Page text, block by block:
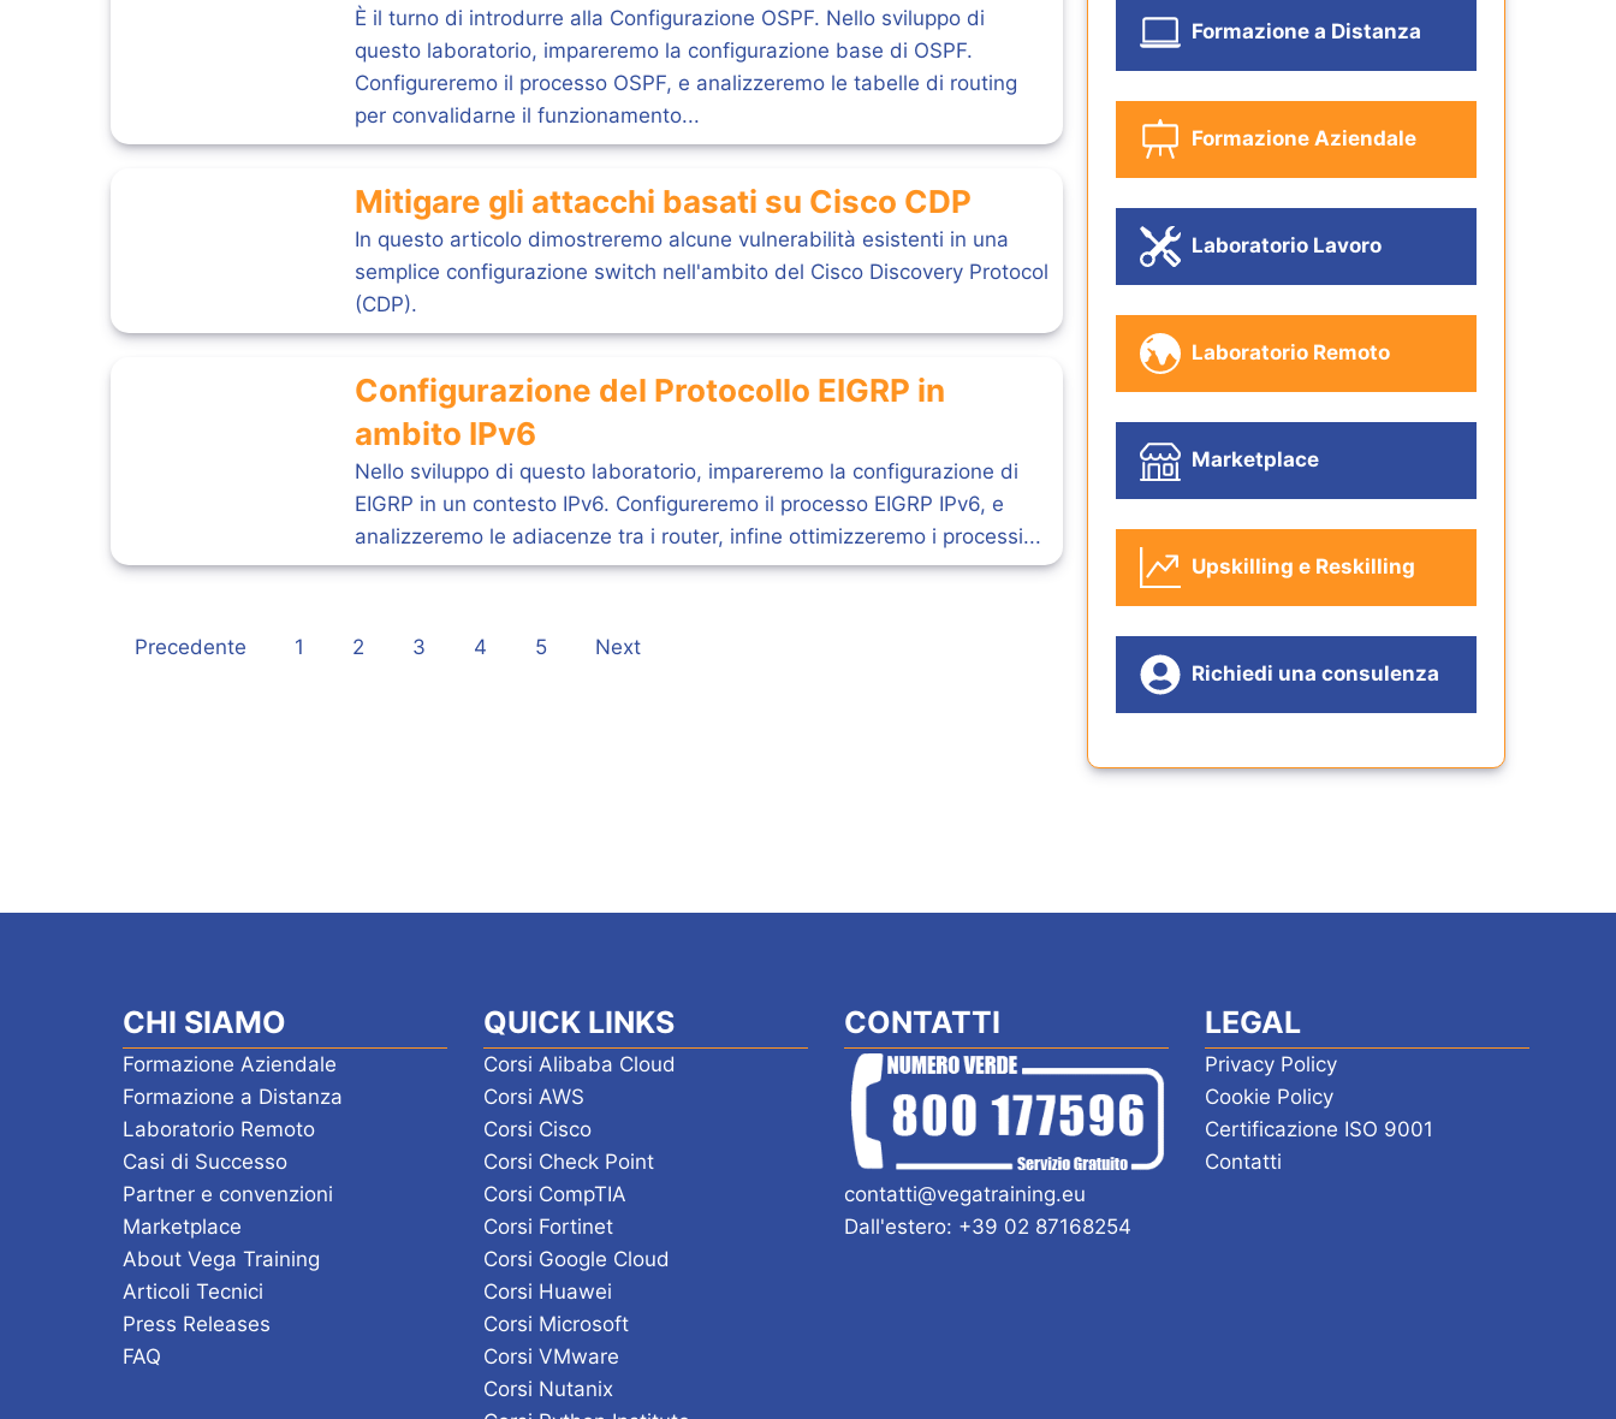
È il turno di introdurre alla Configurazione OSPF. Nello sviluppo di
questo laboratorio, impareremo la configurazione base di OSPF.
Configureremo il processo OSPF, e analizzeremo le tabelle di routing
per convalidarne il funzionamento...
Mitigare gli attacchi basati su Cisco CDP
In questo articolo dimostreremo alcune vulnerabilità esistenti in una
semplice configurazione switch nell'ambito del Cisco Discovery Protocol
(CDP).
Configurazione del Protocollo EIGRP in
ambito IPv6
Nello sviluppo di questo laboratorio, impareremo la configurazione di
EIGRP in un contesto IPv6. Configureremo il processo EIGRP IPv6, e
analizzeremo le adiacenze tra i router, infine ottimizzeremo i processi...
Precedente 1 2 3 4 5 Next
Formazione a Distanza
Formazione Aziendale
Laboratorio Lavoro
Laboratorio Remoto
Marketplace
Upskilling e Reskilling
Richiedi una consulenza
CHI SIAMO
Formazione Aziendale
Formazione a Distanza
Laboratorio Remoto
Casi di Successo
Partner e convenzioni
Marketplace
About Vega Training
Articoli Tecnici
Press Releases
FAQ
QUICK LINKS
Corsi Alibaba Cloud
Corsi AWS
Corsi Cisco
Corsi Check Point
Corsi CompTIA
Corsi Fortinet
Corsi Google Cloud
Corsi Huawei
Corsi Microsoft
Corsi VMware
Corsi Nutanix
CONTATTI
contatti@vegatraining.eu
Dall'estero: +39 02 87168254
LEGAL
Privacy Policy
Cookie Policy
Certificazione ISO 9001
Contatti